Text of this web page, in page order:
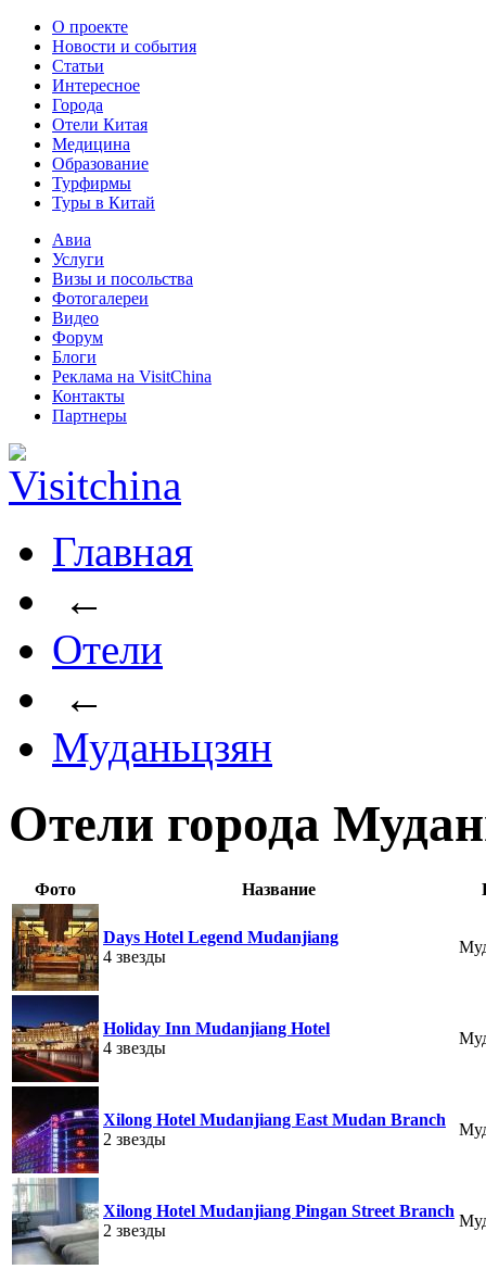
О проекте
Новости и события
Статьи
Интересное
Города
Отели Китая
Медицина
Образование
Турфирмы
Туры в Китай
Авиа
Услуги
Визы и посольства
Фотогалереи
Видео
Форум
Блоги
Реклама на VisitChina
Контакты
Партнеры
Главная
←
Отели
←
Муданьцзян
Отели города
Фото Название
Days Hotel Legend Mudanjiang
4 звезды
Holiday Inn Mudanjiang Hotel
4 звезды
Xilong Hotel Mudanjiang East Mudan Branch
2 звезды
Xilong Hotel Mudanjiang Pingan Street Branch
2 звезды